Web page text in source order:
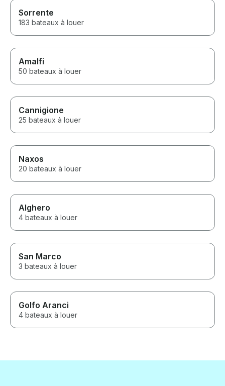
Sorrente
183 bateaux à louer
Amalfi
50 bateaux à louer
Cannigione
25 bateaux à louer
Naxos
20 bateaux à louer
Alghero
4 bateaux à louer
San Marco
3 bateaux à louer
Golfo Aranci
4 bateaux à louer